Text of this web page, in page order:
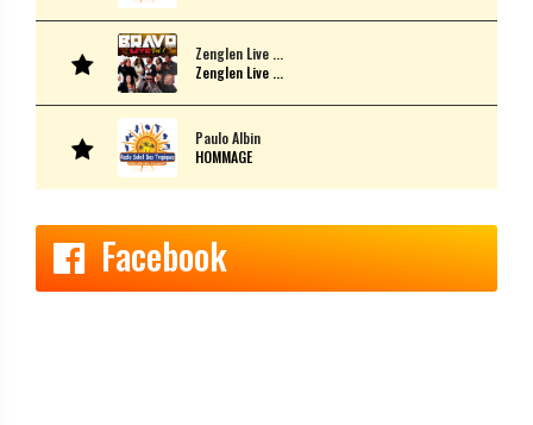
Zenglen Live ...
Zenglen Live ...
Paulo Albin
HOMMAGE
Facebook